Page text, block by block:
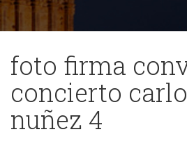
foto firma
concierto
nuñez 4